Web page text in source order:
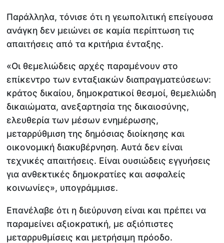
Παράλληλα, τόνισε ότι η γεωπολιτική επείγουσα
ανάγκη δεν μειώνει σε καμία περίπτωση τις
απαιτήσεις από τα κριτήρια ένταξης.
«Οι θεμελιώδεις αρχές παραμένουν στο
επίκεντρο των ενταξιακών διαπραγματεύσεων:
κράτος δικαίου, δημοκρατικοί θεσμοί, θεμελιώδη
δικαιώματα, ανεξαρτησία της δικαιοσύνης,
ελευθερία των μέσων ενημέρωσης,
μεταρρύθμιση της δημόσιας διοίκησης και
οικονομική διακυβέρνηση. Αυτά δεν είναι
τεχνικές απαιτήσεις. Είναι ουσιώδεις εγγυήσεις
για ανθεκτικές δημοκρατίες και ασφαλείς
κοινωνίες», υπογράμμισε.
Επανέλαβε ότι η διεύρυνση είναι και πρέπει να
παραμείνει αξιοκρατική, με αξιόπιστες
μεταρρυθμίσεις και μετρήσιμη πρόοδο.